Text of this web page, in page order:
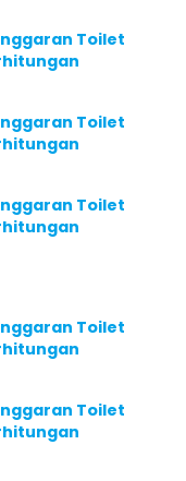
Toilet
Toilet
Toilet
Toilet
Toilet